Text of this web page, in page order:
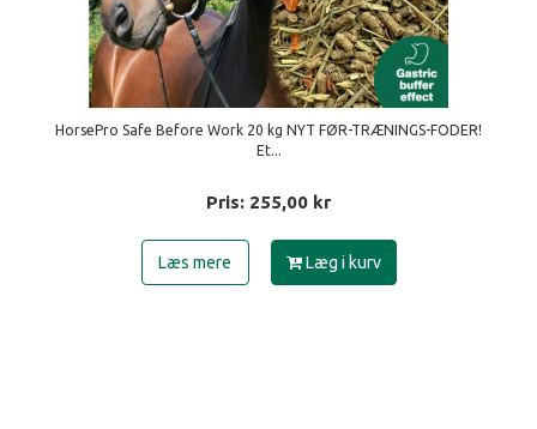
HorsePro Safe Before Work 20 kg NYT FØR-TRÆNINGS-FODER!
Et...
Pris: 255,00 kr
Læs mere Læg i kurv